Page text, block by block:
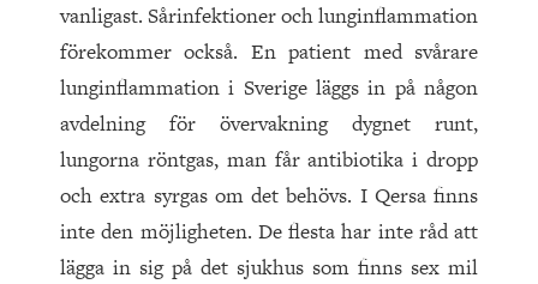
vanligast. Sårinfektioner och lunginflammation
förekommer också. En patient med svårare
lunginflammation i Sverige läggs in på någon
avdelning för övervakning dygnet runt,
lungorna röntgas, man får antibiotika i dropp
och extra syrgas om det behövs. I Qersa finns
inte den möjligheten. De flesta har inte råd att
lägga in sig på det sjukhus som finns sex mil